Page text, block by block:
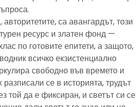
са авангардът, този
ресурс и златен фонд —
по готовите епитети, а защото,
всичко екзистенциално
свободно във времето и
се в историята, трудът
той да е фиксиран, и светът си се